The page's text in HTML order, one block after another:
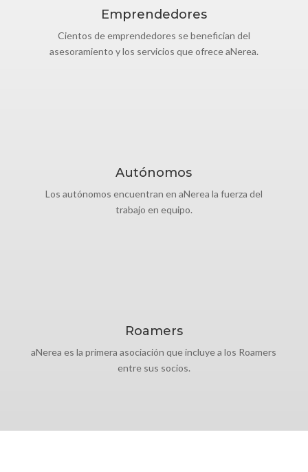
Emprendedores
Cientos de emprendedores se benefician del
asesoramiento y los servicios que ofrece aNerea.
Autónomos
Los autónomos encuentran en aNerea la fuerza del
trabajo en equipo.
Roamers
aNerea es la primera asociación que incluye a los Roamers
entre sus socios.